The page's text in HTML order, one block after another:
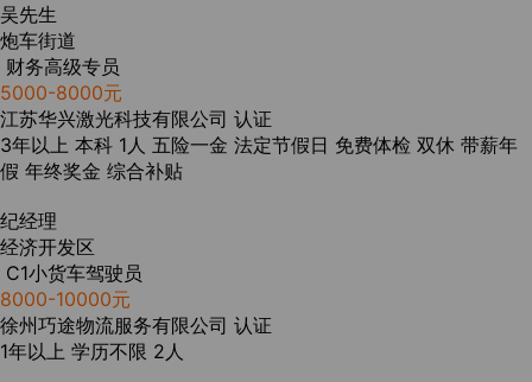
吴先生
炮车街道
财务高级专员
5000-8000元
江苏华兴激光科技有限公司 认证
3年以上 本科 1人 五险一金 法定节假日 免费体检 双休 带薪年
假 年终奖金 综合补贴
纪经理
经济开发区
C1小货车驾驶员
8000-10000元
徐州巧途物流服务有限公司 认证
1年以上 学历不限 2人